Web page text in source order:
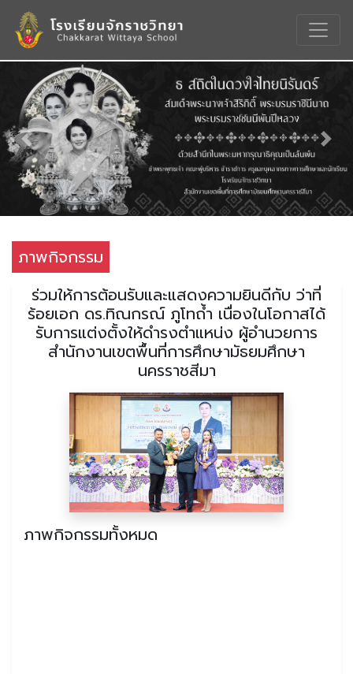
Previous Next
ภาพกิจกรรม
ร่วมให้การต้อนรับและแสดงความยินดีกับ ว่าที่
ร้อยเอก ดร.ทิณกรณ์ ภูโทถ้ำ เนื่องในโอกาสได้
รับการแต่งตั้งให้ดำรงตำแหน่ง ผู้อำนวยการ
สำนักงานเขตพื้นที่การศึกษามัธยมศึกษา
นครราชสีมา
ภาพกิจกรรมทั้งหมด